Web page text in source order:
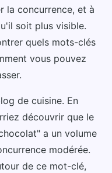
la concurrence, et à
soit plus visible.
quels mots-clés
vous pouvez
de cuisine. En
découvrir que le
a un volume
modérée.
de ce mot-clé,